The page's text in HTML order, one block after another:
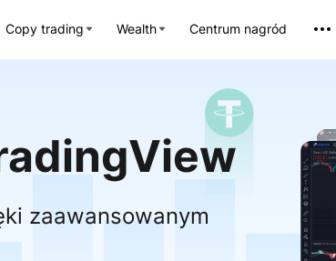
Copy trading Wealth Centrum nagród
zaawansowanym